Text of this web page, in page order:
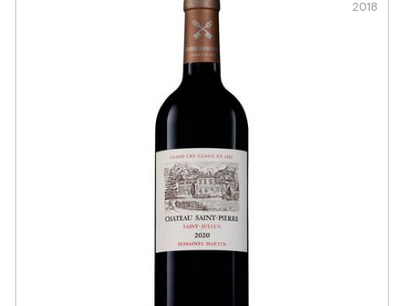
2018